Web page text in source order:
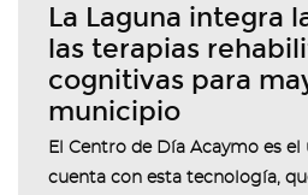
La Laguna integra
las terapias
cognitivas para
municipio
El Centro de Día Acaymo es
cuenta con esta tecnología,